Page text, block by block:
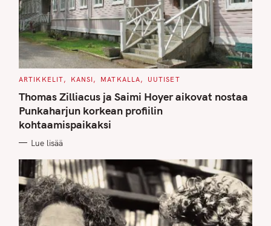
C
T
E
G
O
R
I
S
ARTIKKELIT KANSI MATKALLA UUTISET
Thomas Zilliacus ja Saimi Hoyer aikovat nostaa
Punkaharjun korkean profiilin
kohtaamispaikaksi
Lue lisää